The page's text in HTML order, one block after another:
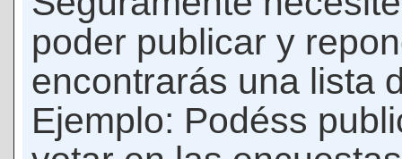
poder publicar y
encontrarás una lista
Ejemplo: Podéss